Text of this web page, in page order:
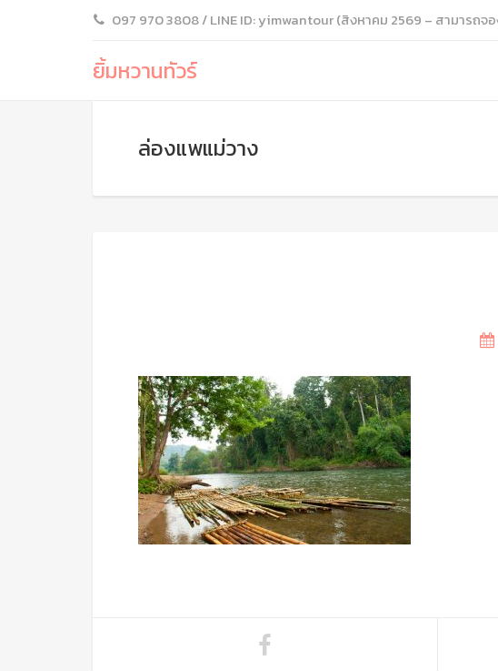
097 970 3808 / LINE ID: yimwantour (สิงหาคม 2569 – สามารถจ
ยิ้มหวานทัวร์
ล่องแพแม่วาง